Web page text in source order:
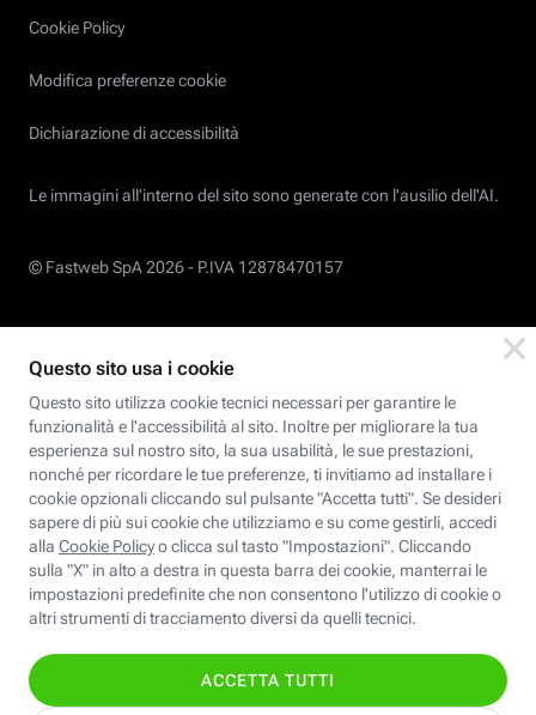
Cookie Policy
Modifica preferenze cookie
Dichiarazione di accessibilità
Le immagini all’interno del sito sono generate con l'ausilio dell'AI.
© Fastweb SpA 2026 - P.IVA 12878470157